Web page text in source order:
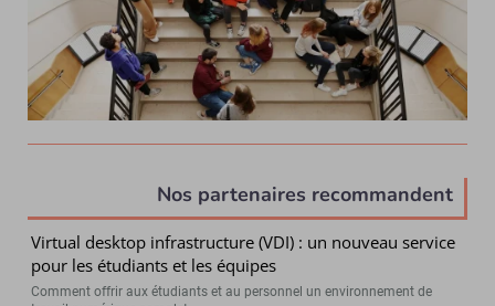
Nos partenaires recommandent
Virtual desktop infrastructure (VDI) : un nouveau service
pour les étudiants et les équipes
Comment offrir aux étudiants et au personnel un environnement de